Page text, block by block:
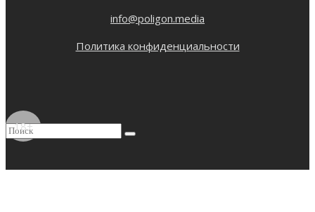
info@poligon.media
Политика конфиденциальности
18+